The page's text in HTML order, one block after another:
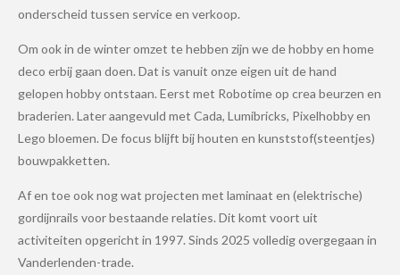
onderscheid tussen service en verkoop.
Om ook in de winter omzet te hebben zijn we de hobby en home
deco erbij gaan doen. Dat is vanuit onze eigen uit de hand
gelopen hobby ontstaan. Eerst met Robotime op crea beurzen en
braderien. Later aangevuld met Cada, Lumibricks, Pixelhobby en
Lego bloemen. De focus blijft bij houten en kunststof(steentjes)
bouwpakketten.
Af en toe ook nog wat projecten met laminaat en (elektrische)
gordijnrails voor bestaande relaties. Dit komt voort uit
activiteiten opgericht in 1997. Sinds 2025 volledig overgegaan in
Vanderlenden-trade.